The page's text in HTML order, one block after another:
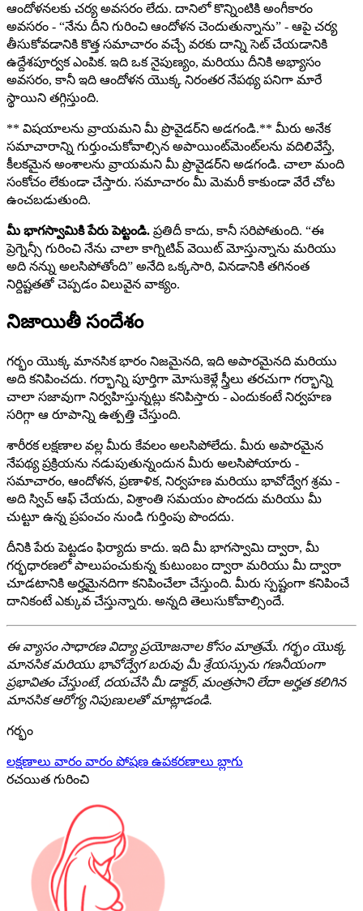
ఆందోళనలకు చర్య అవసరం లేదు. దానిలో కొన్నింటికి అంగీకారం
అవసరం - “నేను దీని గురించి ఆందోళన చెందుతున్నాను” - ఆపై చర్య
తీసుకోవడానికి కొత్త సమాచారం వచ్చే వరకు దాన్ని సెట్ చేయడానికి
ఉద్దేశపూర్వక ఎంపిక. ఇది ఒక నైపుణ్యం, మరియు దీనికి అభ్యాసం
అవసరం, కానీ ఇది ఆందోళన యొక్క నిరంతర నేపథ్య పనిగా మారే
స్థాయిని తగ్గిస్తుంది.
** విషయాలను వ్రాయమని మీ ప్రొవైడర్‌ని అడగండి.** మీరు అనేక
సమాచారాన్ని గుర్తుంచుకోవాల్సిన అపాయింట్‌మెంట్‌లను వదిలివేస్తే,
కీలకమైన అంశాలను వ్రాయమని మీ ప్రొవైడర్‌ని అడగండి. చాలా మంది
సంకోచం లేకుండా చేస్తారు. సమాచారం మీ మెమరీ కాకుండా వేరే చోట
ఉంచబడుతుంది.
మీ భాగస్వామికి పేరు పెట్టండి. ప్రతిదీ కాదు, కానీ సరిపోతుంది. “ఈ
ప్రెగ్నెన్సీ గురించి నేను చాలా కాగ్నిటివ్ వెయిట్ మోస్తున్నాను మరియు
అది నన్ను అలసిపోతోంది” అనేది ఒక్కసారి, వినడానికి తగినంత
నిర్దిష్టతతో చెప్పడం విలువైన వాక్యం.
నిజాయితీ సందేశం
గర్భం యొక్క మానసిక భారం నిజమైనది, ఇది అపారమైనది మరియు
అది కనిపించదు. గర్భాన్ని పూర్తిగా మోసుకెళ్లే స్త్రీలు తరచుగా గర్భాన్ని
చాలా సజావుగా నిర్వహిస్తున్నట్లు కనిపిస్తారు - ఎందుకంటే నిర్వహణ
సరిగ్గా ఆ రూపాన్ని ఉత్పత్తి చేస్తుంది.
శారీరక లక్షణాల వల్ల మీరు కేవలం అలసిపోలేదు. మీరు అపారమైన
నేపథ్య ప్రక్రియను నడుపుతున్నందున మీరు అలసిపోయారు -
సమాచారం, ఆందోళన, ప్రణాళిక, నిర్వహణ మరియు భావోద్వేగ శ్రమ -
అది స్విచ్ ఆఫ్ చేయదు, విశ్రాంతి సమయం పొందదు మరియు మీ
చుట్టూ ఉన్న ప్రపంచం నుండి గుర్తింపు పొందదు.
దీనికి పేరు పెట్టడం ఫిర్యాదు కాదు. ఇది మీ భాగస్వామి ద్వారా, మీ
గర్భధారణలో పాలుపంచుకున్న కుటుంబం ద్వారా మరియు మీ ద్వారా
చూడటానికి అర్హమైనదిగా కనిపించేలా చేస్తుంది. మీరు స్పష్టంగా కనిపించే
దానికంటే ఎక్కువ చేస్తున్నారు. అన్నది తెలుసుకోవాల్సిందే.
ఈ వ్యాసం సాధారణ విద్యా ప్రయోజనాల కోసం మాత్రమే. గర్భం యొక్క
మానసిక మరియు భావోద్వేగ బరువు మీ శ్రేయస్సును గణనీయంగా
ప్రభావితం చేస్తుంటే, దయచేసి మీ డాక్టర్, మంత్రసాని లేదా అర్హత కలిగిన
మానసిక ఆరోగ్య నిపుణులతో మాట్లాడండి.
గర్భం
లక్షణాలు వారం వారం పోషణ ఉపకరణాలు బ్లాగు
రచయిత గురించి